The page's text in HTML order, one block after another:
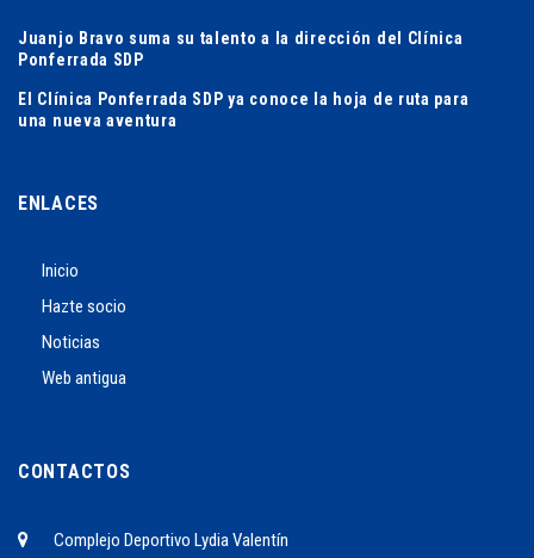
Juanjo Bravo suma su talento a la dirección del Clínica
Ponferrada SDP
El Clínica Ponferrada SDP ya conoce la hoja de ruta para
una nueva aventura
ENLACES
Inicio
Hazte socio
Noticias
Web antigua
CONTACTOS
Complejo Deportivo Lydia Valentín